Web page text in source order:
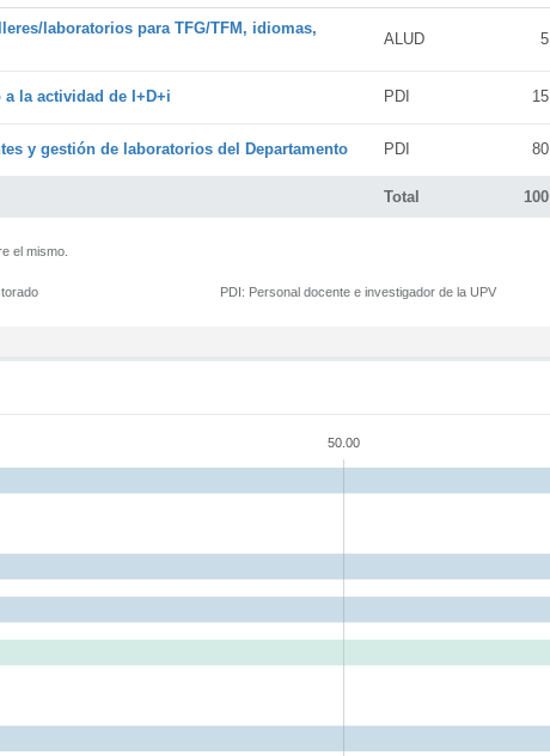
Total 100
laboratorios para TFG/TFM, idiomas,
ALUD 5
la actividad de I+D+i PDI 15
y gestión de laboratorios del Departamento PDI 80
el mismo.
PDI: Personal docente e investigador de la UPV
50.00